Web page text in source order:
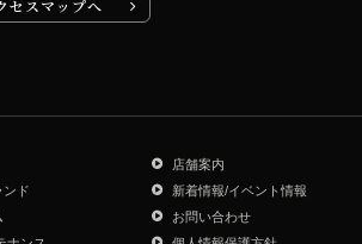
セスマップへ
ンド
店舗案内
新着情報/イベント情報
お問い合わせ